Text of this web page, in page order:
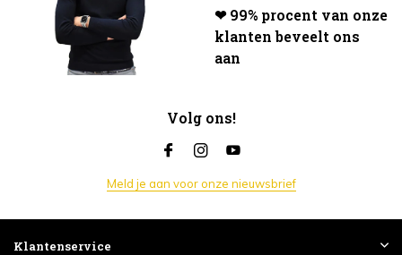
❤ 99% procent van onze
klanten beveelt ons
aan
Volg ons!
Meld je aan voor onze nieuwsbrief
Klantenservice